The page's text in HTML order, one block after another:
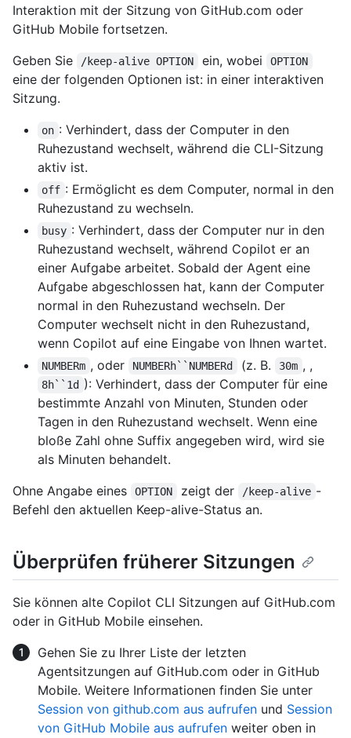
Interaktion mit der Sitzung von GitHub.com oder
GitHub Mobile fortsetzen.
Geben Sie
/keep-alive OPTION ein, wobei OPTION
eine der folgenden Optionen ist: in einer interaktiven
Sitzung.
on : Verhindert, dass der Computer in den
Ruhezustand wechselt, während die CLI-Sitzung
aktiv ist.
off : Ermöglicht es dem Computer, normal in den
Ruhezustand zu wechseln.
busy : Verhindert, dass der Computer nur in den
Ruhezustand wechselt, während Copilot er an
einer Aufgabe arbeitet. Sobald der Agent eine
Aufgabe abgeschlossen hat, kann der Computer
normal in den Ruhezustand wechseln. Der
Computer wechselt nicht in den Ruhezustand,
wenn Copilot auf eine Eingabe von Ihnen wartet.
NUMBERm , oder NUMBERh``NUMBERd (z. B. 30m , ,
8h``1d ): Verhindert, dass der Computer für eine
bestimmte Anzahl von Minuten, Stunden oder
Tagen in den Ruhezustand wechselt. Wenn eine
bloße Zahl ohne Suffix angegeben wird, wird sie
als Minuten behandelt.
Ohne Angabe eines
OPTION zeigt der /keep-alive -
Befehl den aktuellen Keep-alive-Status an.
Überprüfen früherer Sitzungen
Sie können alte Copilot CLI Sitzungen auf GitHub.com
oder in GitHub Mobile einsehen.
Gehen Sie zu Ihrer Liste der letzten
Agentsitzungen auf GitHub.com oder in GitHub
Mobile. Weitere Informationen finden Sie unter
Session von github.com aus aufrufen und Session
von GitHub Mobile aus aufrufen weiter oben in